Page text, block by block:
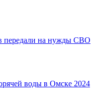
передали на нужды СВО
воды в Омске 2024